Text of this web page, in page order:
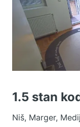
1.5 stan
Niš, Marger,